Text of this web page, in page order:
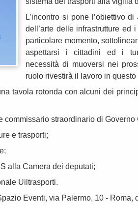
L’incontro si pone l’obiettivo
dell’arte delle infrastrutture ed
particolare momento,
aspettarsi i cittadini ed i
necessità di muoversi nei
ruolo rivestirà il lavoro in questo
tavola rotonda con alcuni dei
commissario straordinario di Governo
e trasporti;
alla Camera dei deputati;
Uiltrasporti.
Eventi, via Palermo, 10 - Roma,